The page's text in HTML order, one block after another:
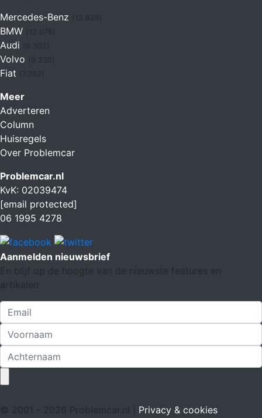
Mercedes-Benz
BMW (12.076)
Audi
Volvo
Fiat (7.262)
Meer
Adverteren
Column
Huisregels
Over Problemcar
Problemcar.nl
KvK: 02039474
[email protected]
06 1995 4278
Aanmelden nieuwsbrief
En blijf op de hoogte van de nieuwste features en
artikelen
© 2001 - 2026 Problemcar.nl | Privacy & cookies